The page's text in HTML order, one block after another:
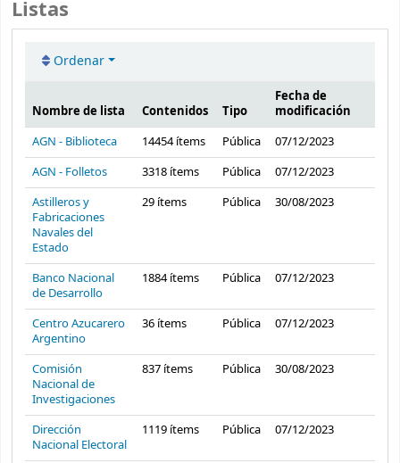
Listas
Ordenar
Listas públicas
Nombre de lista Contenidos Tipo
Fecha de
modificación
AGN - Biblioteca
14454ítems Pública
07/12/2023
AGN - Folletos
3318 ítems Pública
07/12/2023
Astilleros y
Fabricaciones
Navales del
Estado
29 ítems Pública 30/08/2023
Banco Nacional
de Desarrollo
1884ítems Pública 07/12/2023
Centro Azucarero
Argentino
36 ítems Pública 07/12/2023
Comisión
Nacional de
Investigaciones
837 ítems Pública 30/08/2023
Dirección
Nacional Electoral
1119 ítems Pública 07/12/2023